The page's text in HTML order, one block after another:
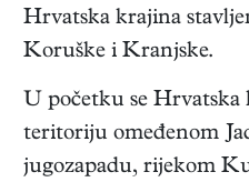
Hrvatska krajina
Koruške i Kranjske.
U početku se
teritoriju omeđenom
jugozapadu, rijekom